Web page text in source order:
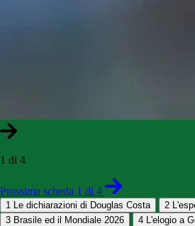
1 di 4
Prossima scheda 1 di 4
1 Le dichiarazioni di Douglas Costa 2
3 Brasile ed il Mondiale 2026 4 L'elogio a